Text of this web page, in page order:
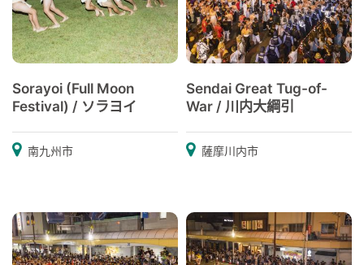
Sorayoi (Full Moon
Festival) / ソラヨイ
南九州市
Sendai Great Tug-of-
War / 川内大綱引
薩摩川内市